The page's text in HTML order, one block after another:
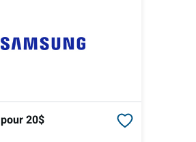
pour 20$